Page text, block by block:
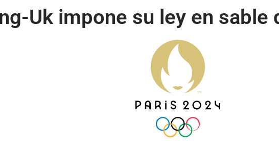
Uk impone su ley en sable